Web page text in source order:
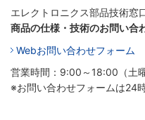
エレクトロニクス部品技術窓
商品の仕様・技術のお問い合
Webお問い合わせフォーム
営業時間：9:00～18:00（土
※お問い合わせフォームは24